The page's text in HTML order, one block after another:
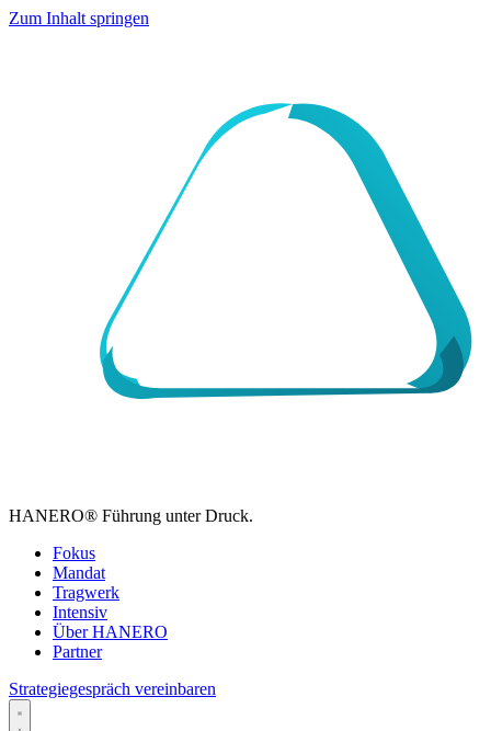
Zum Inhalt springen
HANERO® Führung unter Druck.
Fokus
Mandat
Tragwerk
Intensiv
Über HANERO
Partner
Strategiegespräch vereinbaren